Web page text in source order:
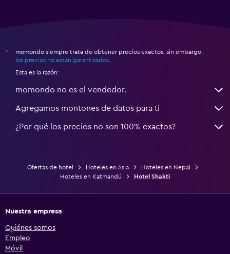
*
momondo siempre trata de obtener precios exactos, sin embargo,
los precios no están garantizados
Esta es la razón:
momondo no es el vendedor.
Agregamos montones de datos para ti
¿Por qué los precios no son 100% exactos?
Ofertas de hotel Hoteles en Asia
Hoteles en Nepal
Hoteles en Katmandú
Hotel Shakti
Nuestra empresa
Quiénes somos
Empleo
Móvil